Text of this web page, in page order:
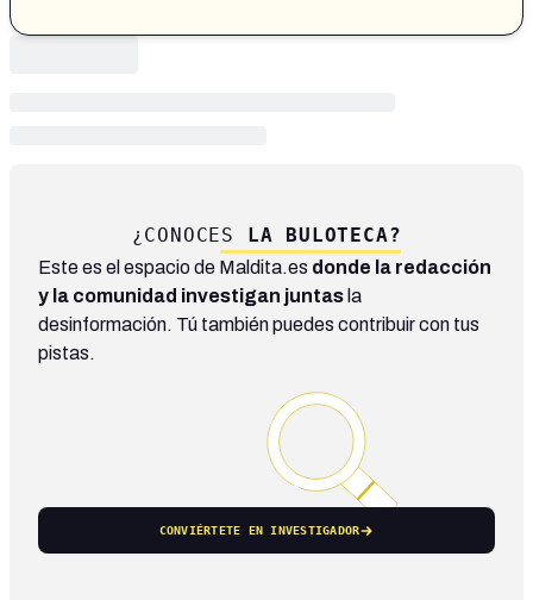
¿CONOCES LA BULOTECA?
Este es el espacio de Maldita.es donde la redacción
y la comunidad investigan juntas la
desinformación. Tú también puedes contribuir con tus
pistas.
CONVIÉRTETE EN INVESTIGADOR